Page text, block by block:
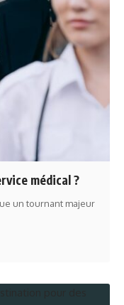
médical ?
un tournant majeur